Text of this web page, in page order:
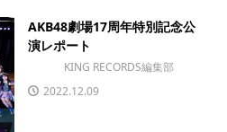
AKB48劇場17周年特別記念公
演レポート
KING RECORDS編集部
2022.12.09